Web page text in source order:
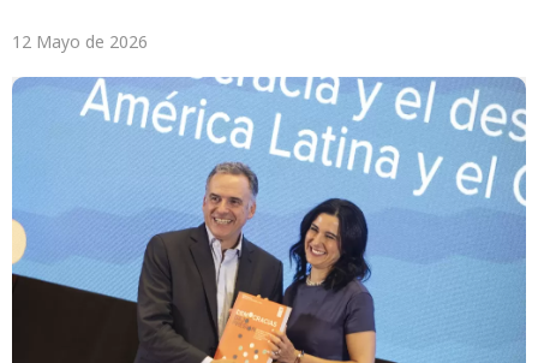
12 Mayo de 2026